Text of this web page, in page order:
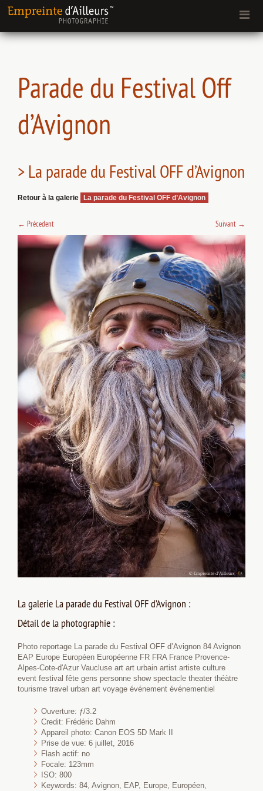
Parade du Festival Off
d’Avignon
> La parade du Festival OFF d’Avignon
Retour à la galerie La parade du Festival OFF d’Avignon
← Précedent Suivant →
La galerie La parade du Festival OFF d’Avignon :
Détail de la photographie :
Photo reportage La parade du Festival OFF d’Avignon 84 Avignon
EAP Europe Européen Européenne FR FRA France Provence-
Alpes-Cote-d'Azur Vaucluse art art urbain artist artiste culture
event festival fête gens personne show spectacle theater théàtre
tourisme travel urban art voyage événement événementiel
Ouverture: ƒ/3.2
Credit: Frédéric Dahm
Appareil photo: Canon EOS 5D Mark II
Prise de vue: 6 juillet, 2016
Flash actif: no
Focale: 123mm
ISO: 800
Keywords: 84, Avignon, EAP, Europe, Européen,